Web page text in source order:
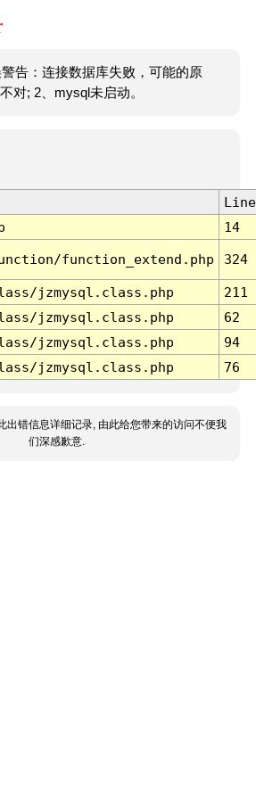
告：连接数据库失败，可能的原
对; 2、mysql未启动。
Line
14
function_extend.php 324
jzmysql.class.php
211
jzmysql.class.php
62
jzmysql.class.php
94
jzmysql.class.php 76
出错信息详细记录, 由此给您带来的访问不便我
们深感歉意.